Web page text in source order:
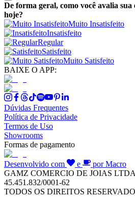
De forma geral, como você avalia sua
hoje?
Muito Insatisfeito
Insatisfeito
Regular
Satisfeito
Muito Satisfeito
BAIXE O APP:
Dúvidas Frequentes
Política de Privacidade
Termos de Uso
Showrooms
Formas de pagamento
Desenvolvido com e
por Macro
GAMZ COMERCIO DE JOIAS
45.451.832/0001-62
TODOS OS DIREITOS